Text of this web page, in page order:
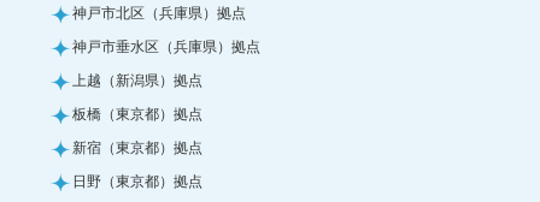
神戸市北区（兵庫県）拠点
神戸市垂水区（兵庫県）拠点
上越（新潟県）拠点
板橋（東京都）拠点
新宿（東京都）拠点
日野（東京都）拠点